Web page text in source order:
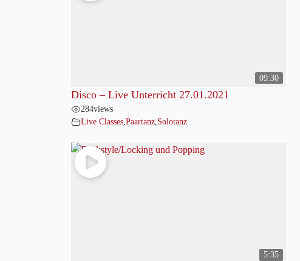
09:30
Disco – Live Unterricht 27.01.2021
284views
Live Classes,Paartanz,Solotanz
5:35